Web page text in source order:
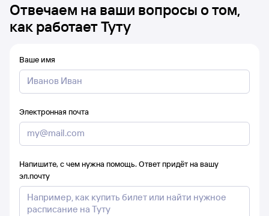
Отвечаем на ваши вопросы о том,
как работает Туту
Ваше имя
Электронная почта
Напишите, с чем нужна помощь. Ответ придёт на вашу
эл.почту